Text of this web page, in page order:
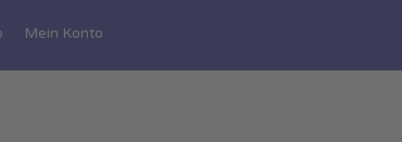
Mein Konto